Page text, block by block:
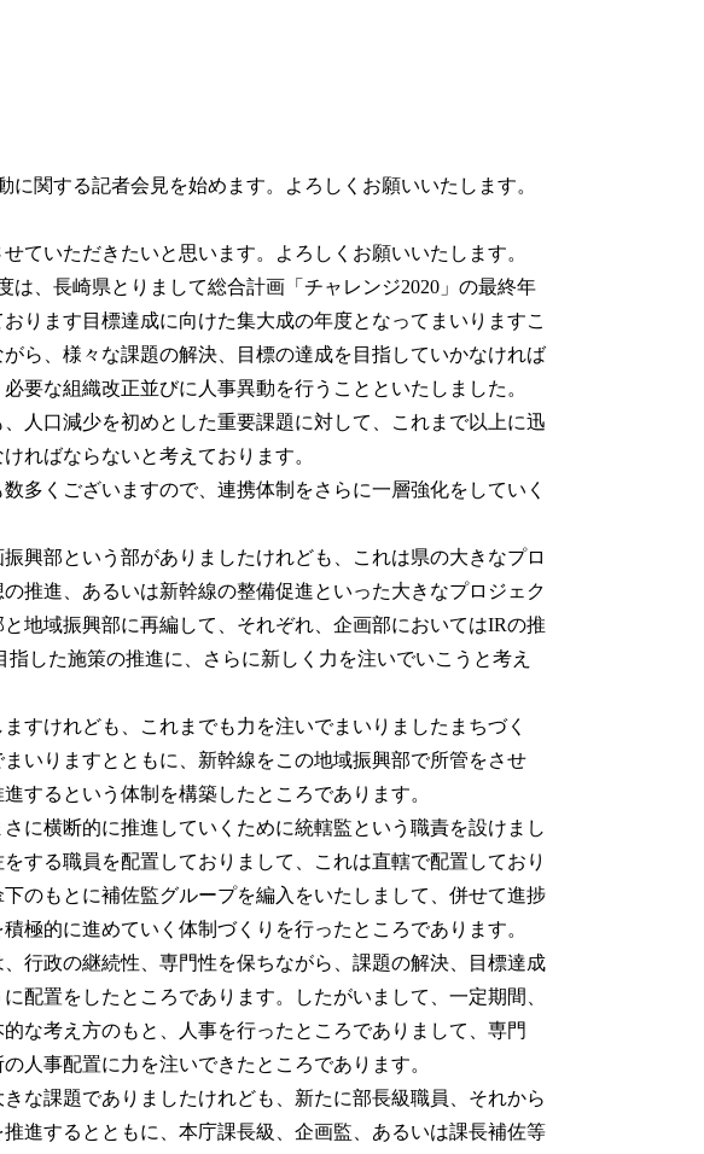
に関する記者会見を始めます。よろしくお願いいたします。
ていただきたいと思います。よろしくお願いいたします。
、長崎県とりまして総合計画「チャレンジ2020」の最終年
ります目標達成に向けた集大成の年度となってまいりますこ
ら、様々な課題の解決、目標の達成を目指していかなければ
要な組織改正並びに人事異動を行うことといたしました。
人口減少を初めとした重要課題に対して、これまで以上に迅
ればならないと考えております。
多くございますので、連携体制をさらに一層強化をしていく
興部という部がありましたけれども、これは県の大きなプロ
推進、あるいは新幹線の整備促進といった大きなプロジェク
地域振興部に再編して、それぞれ、企画部においてはIRの推
した施策の推進に、さらに新しく力を注いでいこうと考え
すけれども、これまでも力を注いでまいりましたまちづく
いりますとともに、新幹線をこの地域振興部で所管をさせ
するという体制を構築したところであります。
に横断的に推進していくために統轄監という職責を設けまし
する職員を配置しておりまして、これは直轄で配置しており
のもとに補佐監グループを編入をいたしまして、併せて進捗
極的に進めていく体制づくりを行ったところであります。
行政の継続性、専門性を保ちながら、課題の解決、目標達成
配置をしたところであります。したがいまして、一定期間、
な考え方のもと、人事を行ったところでありまして、専門
人事配置に力を注いできたところであります。
な課題でありましたけれども、新たに部長級職員、それから
進するとともに、本庁課長級、企画監、あるいは課長補佐等